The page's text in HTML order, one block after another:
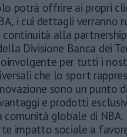
potrà offrire ai propri
i cui dettagli verranno
continuità alla
Divisione Banca dei
per tutti i
che lo sport
sono un punto
e prodotti
globale di NBA.
impatto sociale a